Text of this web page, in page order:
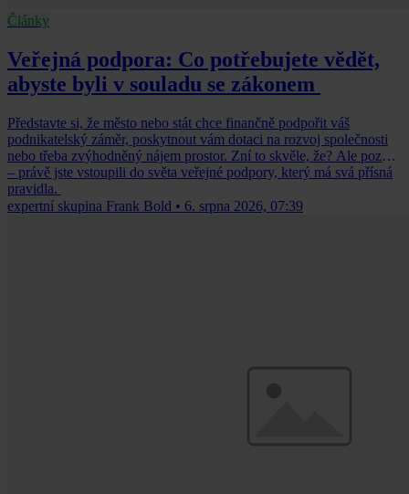
Články
Veřejná podpora: Co potřebujete vědět,
abyste byli v souladu se zákonem
Představte si, že město nebo stát chce finančně podpořit váš
podnikatelský záměr, poskytnout vám dotaci na rozvoj společnosti
nebo třeba zvýhodněný nájem prostor. Zní to skvěle, že? Ale pozor
– právě jste vstoupili do světa veřejné podpory, který má svá přísná
pravidla.
expertní skupina Frank Bold • 6. srpna 2026, 07:39